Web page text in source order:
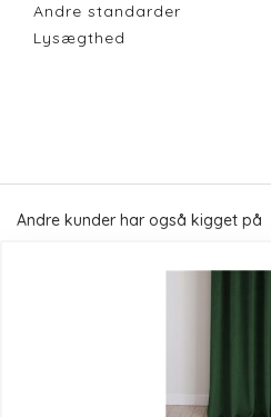
Andre standarder
Lysægthed
Andre kunder har også kigget på